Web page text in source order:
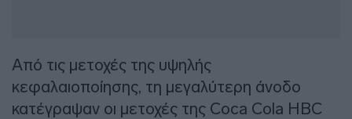
Από τις μετοχές της υψηλής
κεφαλαιοποίησης, τη μεγαλύτερη άνοδο
κατέγραψαν οι μετοχές της Coca Cola HBC